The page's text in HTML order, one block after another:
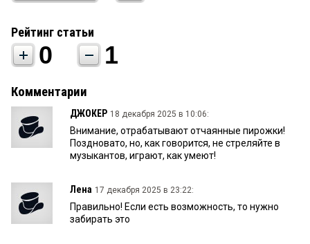
Рейтинг статьи
0 1
Комментарии
ДЖОКЕР 18 декабря 2025 в 10:06:
Внимание, отрабатывают отчаянные пирожки!
Поздновато, но, как говорится, не стреляйте в
музыкантов, играют, как умеют!
Лена 17 декабря 2025 в 23:22:
Правильно! Если есть возможность, то нужно
забирать это